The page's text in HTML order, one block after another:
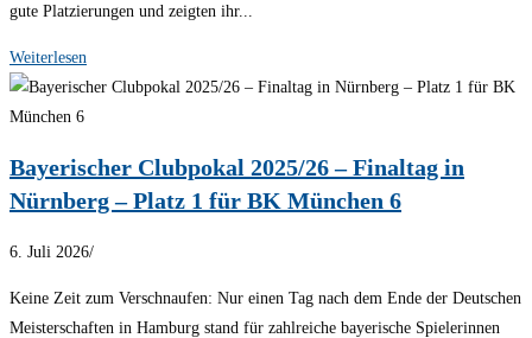
gute Platzierungen und zeigten ihr...
Weiterlesen
Bayerischer Clubpokal 2025/26 – Finaltag in
Nürnberg – Platz 1 für BK München 6
6. Juli 2026/
Keine Zeit zum Verschnaufen: Nur einen Tag nach dem Ende der Deutschen
Meisterschaften in Hamburg stand für zahlreiche bayerische Spielerinnen